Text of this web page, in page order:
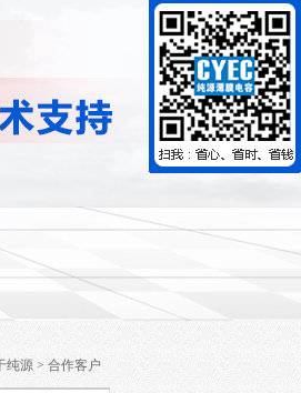
纯源 > 合作客户